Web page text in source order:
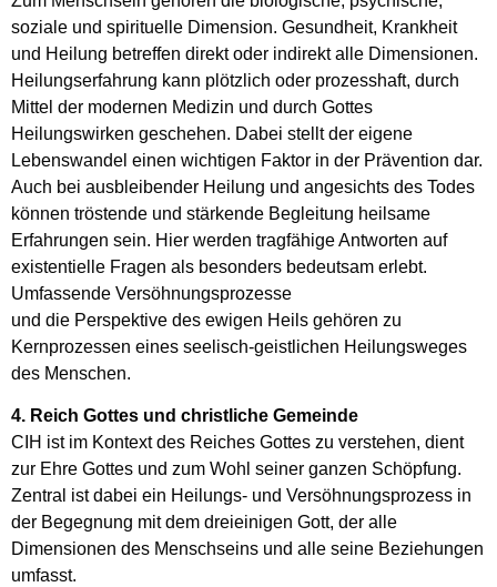
soziale und spirituelle Dimension. Gesundheit, Krankheit
und Heilung betreffen direkt oder indirekt alle Dimensionen.
Heilungserfahrung kann plötzlich oder prozesshaft, durch
Mittel der modernen Medizin und durch Gottes
Heilungswirken geschehen. Dabei stellt der eigene
Lebenswandel einen wichtigen Faktor in der Prävention dar.
Auch bei ausbleibender Heilung und angesichts des Todes
können tröstende und stärkende Begleitung heilsame
Erfahrungen sein. Hier werden tragfähige Antworten auf
existentielle Fragen als besonders bedeutsam erlebt.
Umfassende Versöhnungsprozesse
und die Perspektive des ewigen Heils gehören zu
Kernprozessen eines seelisch-geistlichen Heilungsweges
des Menschen.
4. Reich Gottes und christliche Gemeinde
CIH ist im Kontext des Reiches Gottes zu verstehen, dient
zur Ehre Gottes und zum Wohl seiner ganzen Schöpfung.
Zentral ist dabei ein Heilungs- und Versöhnungsprozess in
der Begegnung mit dem dreieinigen Gott, der alle
Dimensionen des Menschseins und alle seine Beziehungen
umfasst.